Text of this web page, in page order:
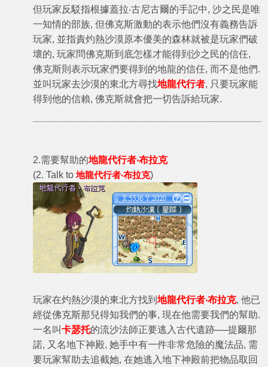
但玩家反駁指根據蓋拉‧古尼古爾的手記中, 沙之民是唯
一知情的部族, 但佛克斯激動的表示他們沒有義務告訴
玩家, 並指責灼熱沙漠原本優美的森林就被是玩家們破
壞的, 玩家問佛克斯到底怎樣才能得到沙之民的信任,
佛克斯則表示玩家們要得到的地龍的信任, 而不是他們.
並叫玩家去沙漠的東北方尋找地龍代行者, 只要玩家能
得到他的信賴, 佛克斯就會把一切告訴給玩家.
2.需要幫助的地龍代行者‧布拉克
(2. Talk to地龍代行者‧布拉克)
玩家在灼熱沙漠的東北方找到 地龍代行者‧布拉克, 他已
經從佛克斯那兒得知我們的事, 現在他需要我們的幫助.
一名叫卡瑟托的流沙法師正要逃入古代遺跡──提爾那
諾, 又名地下神殿, 她手中有一件非常危險的魔法品, 需
要玩家幫助去追截她, 在她逃入地下神殿前把物品取回